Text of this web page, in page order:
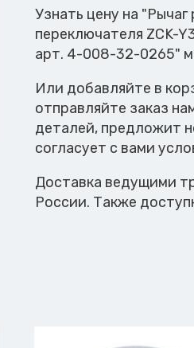
переключателя
ZCK-
Y39
Узнать цену на
переключателя ZCK-
арт. 4-008-32-0265"
Или добавляйте в
отправляйте заказ
деталей, предложит
согласует с вами
Доставка ведущими
России. Также